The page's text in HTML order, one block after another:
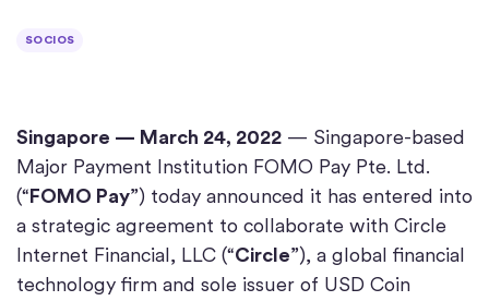
SOCIOS
Singapore — March 24, 2022 — Singapore-based
Major Payment Institution FOMO Pay Pte. Ltd.
(“FOMO Pay”) today announced it has entered into
a strategic agreement to collaborate with Circle
Internet Financial, LLC (“Circle”), a global financial
technology firm and sole issuer of USD Coin